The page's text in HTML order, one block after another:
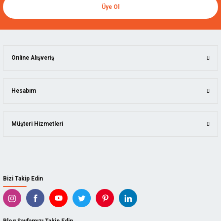
Üye Ol
Bizi Takip Edin
Online Alışveriş
Hesabım
Müşteri Hizmetleri